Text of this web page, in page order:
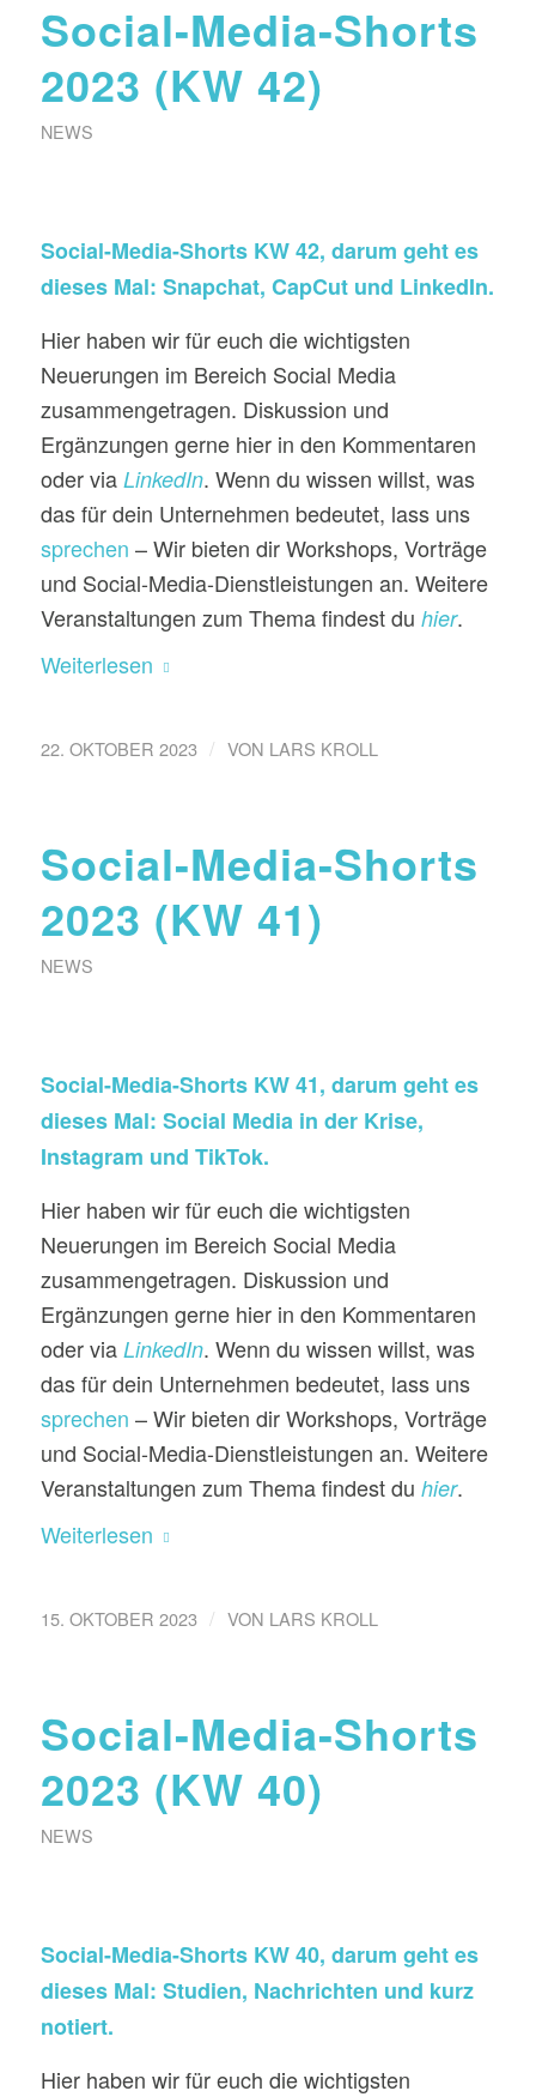
Social-Media-Shorts
2023 (KW 42)
NEWS
Social-Media-Shorts KW 42, darum geht es
dieses Mal: Snapchat, CapCut und LinkedIn.
Hier haben wir für euch die wichtigsten
Neuerungen im Bereich Social Media
zusammengetragen. Diskussion und
Ergänzungen gerne hier in den Kommentaren
oder via LinkedIn. Wenn du wissen willst, was
das für dein Unternehmen bedeutet, lass uns
sprechen – Wir bieten dir Workshops, Vorträge
und Social-Media-Dienstleistungen an. Weitere
Veranstaltungen zum Thema findest du hier.
Weiterlesen
22. OKTOBER 2023 / VON LARS KROLL
Social-Media-Shorts
2023 (KW 41)
NEWS
Social-Media-Shorts KW 41, darum geht es
dieses Mal: Social Media in der Krise,
Instagram und TikTok.
Hier haben wir für euch die wichtigsten
Neuerungen im Bereich Social Media
zusammengetragen. Diskussion und
Ergänzungen gerne hier in den Kommentaren
oder via LinkedIn. Wenn du wissen willst, was
das für dein Unternehmen bedeutet, lass uns
sprechen – Wir bieten dir Workshops, Vorträge
und Social-Media-Dienstleistungen an. Weitere
Veranstaltungen zum Thema findest du hier.
Weiterlesen
15. OKTOBER 2023 / VON LARS KROLL
Social-Media-Shorts
2023 (KW 40)
NEWS
Social-Media-Shorts KW 40, darum geht es
dieses Mal: Studien, Nachrichten und kurz
notiert.
Hier haben wir für euch die wichtigsten